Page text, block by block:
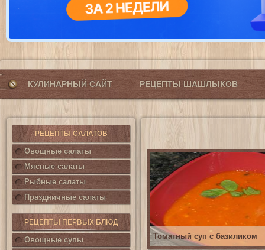
КУЛИНАРНЫЙ САЙТ РЕЦЕПТЫ ШАШЛЫКОВ
РЕЦЕПТЫ САЛАТОВ
Овощные салаты
Мясные салаты
Рыбные салаты
Праздничные салаты
РЕЦЕПТЫ ПЕРВЫХ БЛЮД
Овощные супы
Томатный суп с базиликом